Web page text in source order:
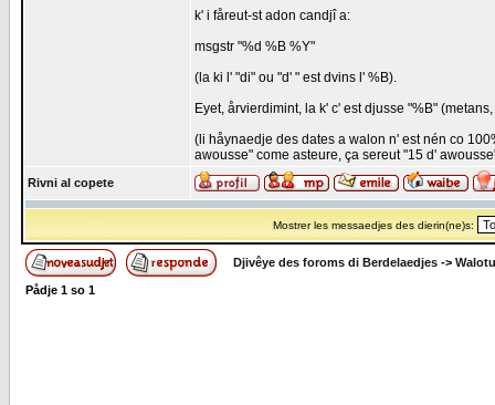
k' i fåreut-st adon candjî a:
msgstr "%d %B %Y"
(la ki l' "di" ou "d' " est dvins l' %B).
Eyet, årvierdimint, la k' c' est djusse "%B"
(li håynaedje des dates a walon n' est nén co
awousse" come asteure, ça sereut "15 d'
Rivni al copete
Mostrer les messaedjes des dierin(ne)s:
Djivêye des foroms di Berdelaedjes ->
Pådje 1 so 1